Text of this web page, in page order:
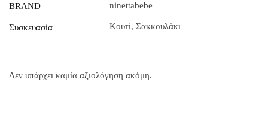
BRAND ninettabebe
Συσκευασία Κουτί, Σακκουλάκι
Δεν υπάρχει καμία αξιολόγηση ακόμη.